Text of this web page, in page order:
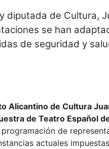
diputada de Cultura,
se han
de seguridad y
Alicantino de Cultura
de Teatro Español
de
actuales